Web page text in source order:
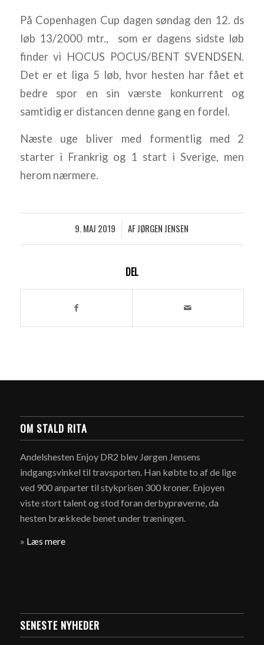
På Copenhagen Cup dagen søndag den 12. ds
løb 13/2000 mtr., som er dagens sidste løb
finder vi HOCUS POCUS/BENT SVENDSEN.
Det er et liga 5 løb, hvor hesten har fået et
bedre spor en sin værste konkurrent og
samtidig er distancen denne gang en fordel.
Næste uge bliver med formentlig med 2
starter i Frankrig og 1 start i Sverige, men
herom nærmere.
9. MAJ 2019
/ AFJØRGEN JENSEN
DEL
OM STALD RITA
Andelshesten Enjoy DR2 blev Jørgen Jensens
indgangsvinkel til travsporten. Han købte to af de lige
ved 900 anparter til stykprisen 300 kroner. Enjoyen
viste stort talent og stod foran derbyprøverne, da
hesten brækkede benet under træningen.
» Læs mere
SENESTE NYHEDER